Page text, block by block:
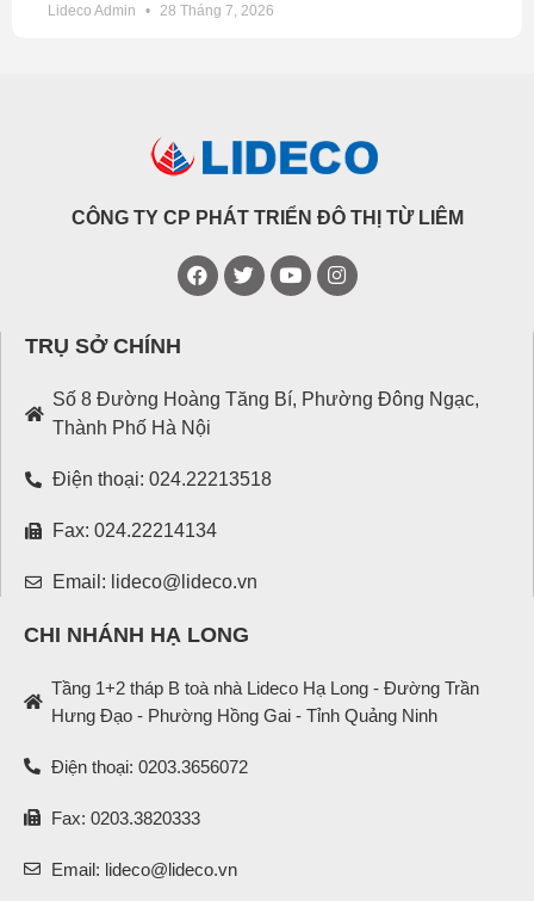
Lideco Admin 28 Tháng 7, 2026
CÔNG TY CP PHÁT TRIỂN ĐÔ THỊ TỪ LIÊM
TRỤ SỞ CHÍNH
Số 8 Đường Hoàng Tăng Bí, Phường Đông Ngạc,
Thành Phố Hà Nội
Điện thoại: 024.22213518
Fax: 024.22214134
Email: lideco@lideco.vn
CHI NHÁNH HẠ LONG
Tầng 1+2 tháp B toà nhà Lideco Hạ Long - Đường Trần
Hưng Đạo - Phường Hồng Gai - Tỉnh Quảng Ninh
Điện thoại: 0203.3656072
Fax: 0203.3820333
Email: lideco@lideco.vn